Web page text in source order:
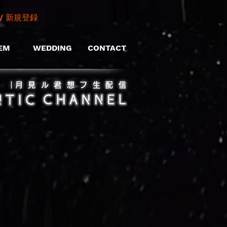
新規登録
WEDDING CONTACT
​｜月見ル君想フ生配信